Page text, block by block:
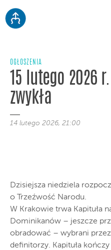
OGŁOSZENIA
15 lutego 2026
zwykła
14 lutego 2026, 21:00
Dzisiejsza niedziela
o Trzeźwość Narodu.
W Krakowie trwa Kapituła
Dominikanów – jeszcze
obradować – wybrani
definitorzy. Kapituła